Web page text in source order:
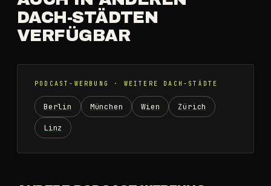
DACH-STÄDTEN
VERFÜGBAR
PODCAST-WERBUNG · WEITERE DACH-STÄDTE
Berlin München Wien Zürich
Linz